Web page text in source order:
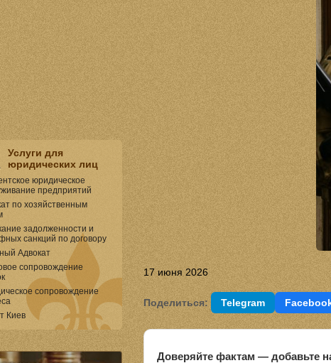
17 июня 2026
Поделиться: Telegram
Доверяйте фактам — добавьте
Услуги для
юридических лиц
юридическое
предприятий
по хозяйственным
задолженности и
санкций по договору
Адвокат
сопровождение
сопровождение
Киев